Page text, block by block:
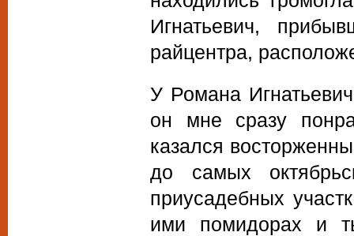
Игнатьевич,
райцентра,
У Романа
он мне сразу
казался
до самых
приусадебных
ими помидорах и